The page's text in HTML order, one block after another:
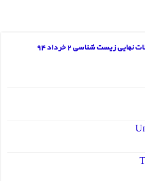
زیست شناسی 2 خرداد 94